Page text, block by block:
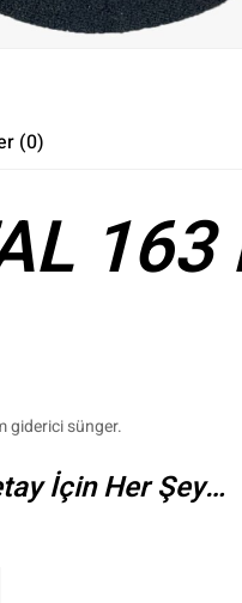
(0)
giderici sünger.
İçin Her Şey…